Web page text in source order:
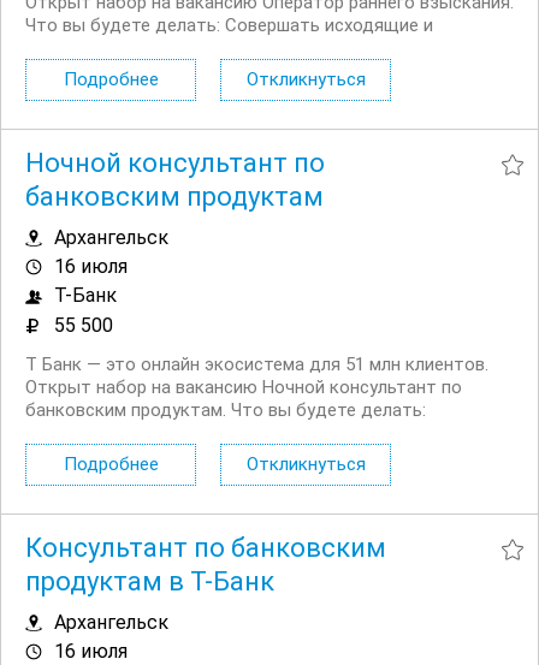
Что вы будете делать: Совершать исходящие и
переговоры с должниками и их окружением Выставлять
требование на оплату долга,...
Подробнее Откликнуться
Ночной консультант по
банковским продуктам
Архангельск
16 июля
Т-Банк
55 500
Т Банк — это онлайн экосистема для 51 млн клиентов.
Открыт набор на вакансию Ночной консультант по
банковским продуктам. Что вы будете делать:
на входящих звонках Работать на входящих обращениях
— заниматься поиском клиентов не нужно...
Подробнее Откликнуться
Консультант по банковским
продуктам в Т-Банк
Архангельск
16 июля